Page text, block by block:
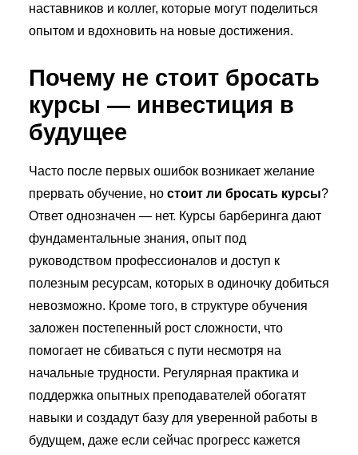
наставников и коллег, которые могут поделиться
опытом и вдохновить на новые достижения.
Почему не стоит бросать
курсы — инвестиция в
будущее
Часто после первых ошибок возникает желание
прервать обучение, но стоит ли бросать курсы?
Ответ однозначен — нет. Курсы барберинга дают
фундаментальные знания, опыт под
руководством профессионалов и доступ к
полезным ресурсам, которых в одиночку добиться
невозможно. Кроме того, в структуре обучения
заложен постепенный рост сложности, что
помогает не сбиваться с пути несмотря на
начальные трудности. Регулярная практика и
поддержка опытных преподавателей обогатят
навыки и создадут базу для уверенной работы в
будущем, даже если сейчас прогресс кажется